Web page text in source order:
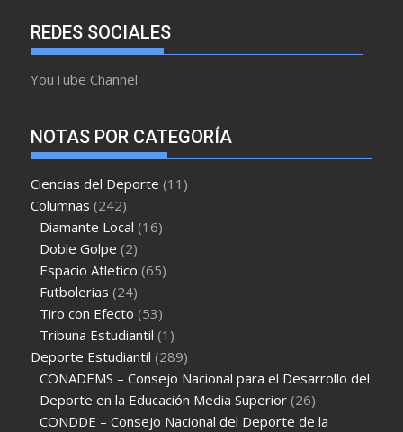
REDES SOCIALES
YouTube Channel
NOTAS POR CATEGORÍA
Ciencias del Deporte (11)
Columnas (242)
Diamante Local (16)
Doble Golpe (2)
Espacio Atletico (65)
Futbolerias (24)
Tiro con Efecto (53)
Tribuna Estudiantil (1)
Deporte Estudiantil (289)
CONADEMS – Consejo Nacional para el Desarrollo del
Deporte en la Educación Media Superior (26)
CONDDE – Consejo Nacional del Deporte de la